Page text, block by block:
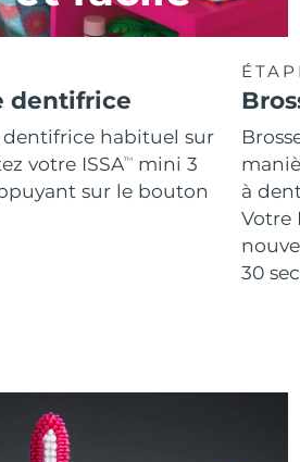
dentifrice
habituel sur
votre ISSATM
mini 3
sur le bouton
à
Votre
30